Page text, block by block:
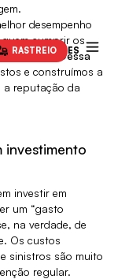
RASTREIO ES
desempenho
cumprir os
Dessa
e construímos a
a reputação da
investimento
investir em
um “gasto
na verdade, de
Os custos
sinistros são muito
regular.